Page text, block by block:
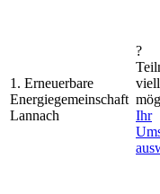
1. Erneuerbare
Energiegemeinschaft
Lannach
?
Ihr